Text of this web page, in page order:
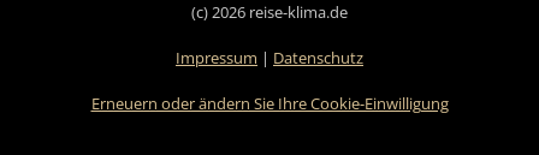
(c) 2026 reise-klima.de
Impressum | Datenschutz
Erneuern oder ändern Sie Ihre Cookie-Einwilligung